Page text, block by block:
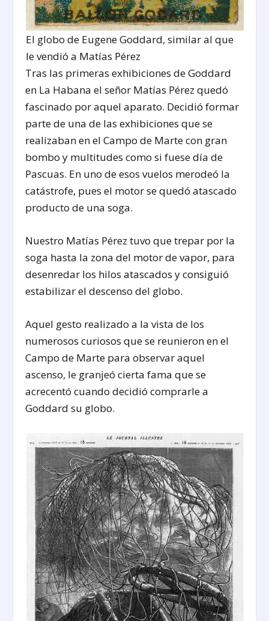
El globo de Eugene Goddard, similar al que
le vendió a Matías Pérez
Tras las primeras exhibiciones de Goddard
en La Habana el señor Matías Pérez quedó
fascinado por aquel aparato. Decidió formar
parte de una de las exhibiciones que se
realizaban en el Campo de Marte con gran
bombo y multitudes como si fuese día de
Pascuas. En uno de esos vuelos merodeó la
catástrofe, pues el motor se quedó atascado
producto de una soga.
Nuestro Matías Pérez tuvo que trepar por la
soga hasta la zona del motor de vapor, para
desenredar los hilos atascados y consiguió
estabilizar el descenso del globo.
Aquel gesto realizado a la vista de los
numerosos curiosos que se reunieron en el
Campo de Marte para observar aquel
ascenso, le granjeó cierta fama que se
acrecentó cuando decidió comprarle a
Goddard su globo.